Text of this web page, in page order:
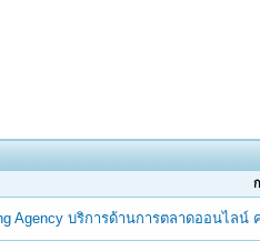
Agency บริการด้านการตลาดออนไลน์